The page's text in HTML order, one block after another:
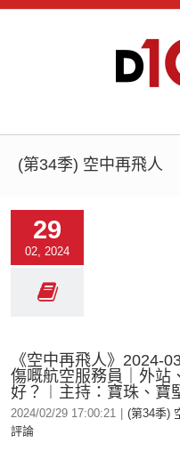
(第34季) 空中再飛人
29
02, 2024
《空中再飛人》2024-
傷嘅航空服務員｜外站
好？︱主持：寶珠、寶
2024/02/29 17:00:21 (第34季)
評論